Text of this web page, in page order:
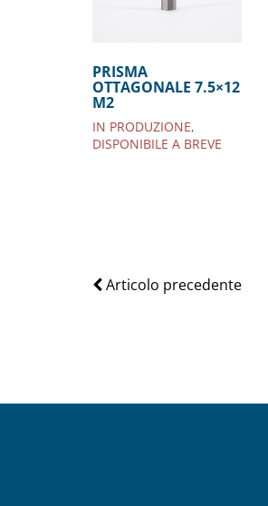
PRISMA
OTTAGONALE 7.5×12
M2
IN PRODUZIONE,
DISPONIBILE A BREVE
Articolo precedente